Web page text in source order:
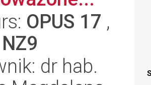
OPUS 17 ,
NZ9
dr hab.